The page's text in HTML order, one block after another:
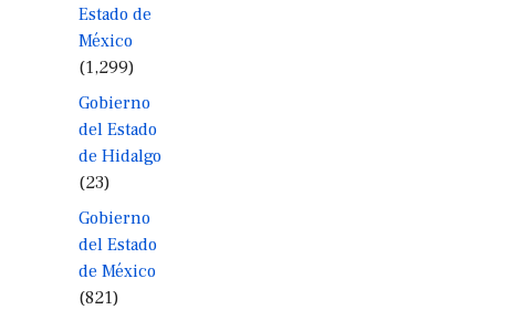
Estado de
México
(1,299)
Gobierno
del Estado
de Hidalgo
(23)
Gobierno
del Estado
de México
(821)